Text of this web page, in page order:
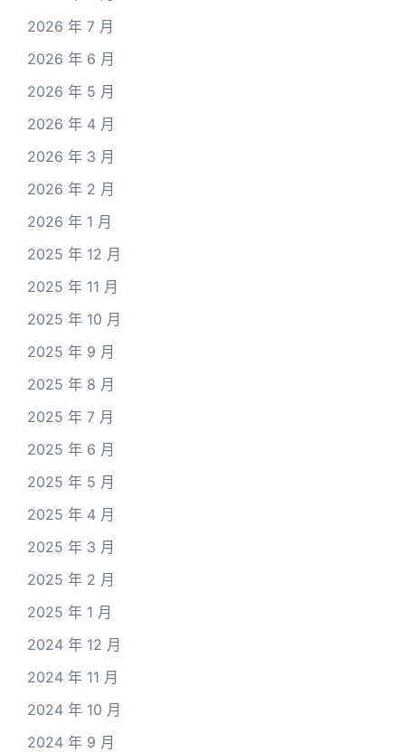
2026 年 7 月
2026 年 6 月
2026 年 5 月
2026 年 4 月
2026 年 3 月
2026 年 2 月
2026 年 1 月
2025 年 12 月
2025 年 11 月
2025 年 10 月
2025 年 9 月
2025 年 8 月
2025 年 7 月
2025 年 6 月
2025 年 5 月
2025 年 4 月
2025 年 3 月
2025 年 2 月
2025 年 1 月
2024 年 12 月
2024 年 11 月
2024 年 10 月
2024 年 9 月